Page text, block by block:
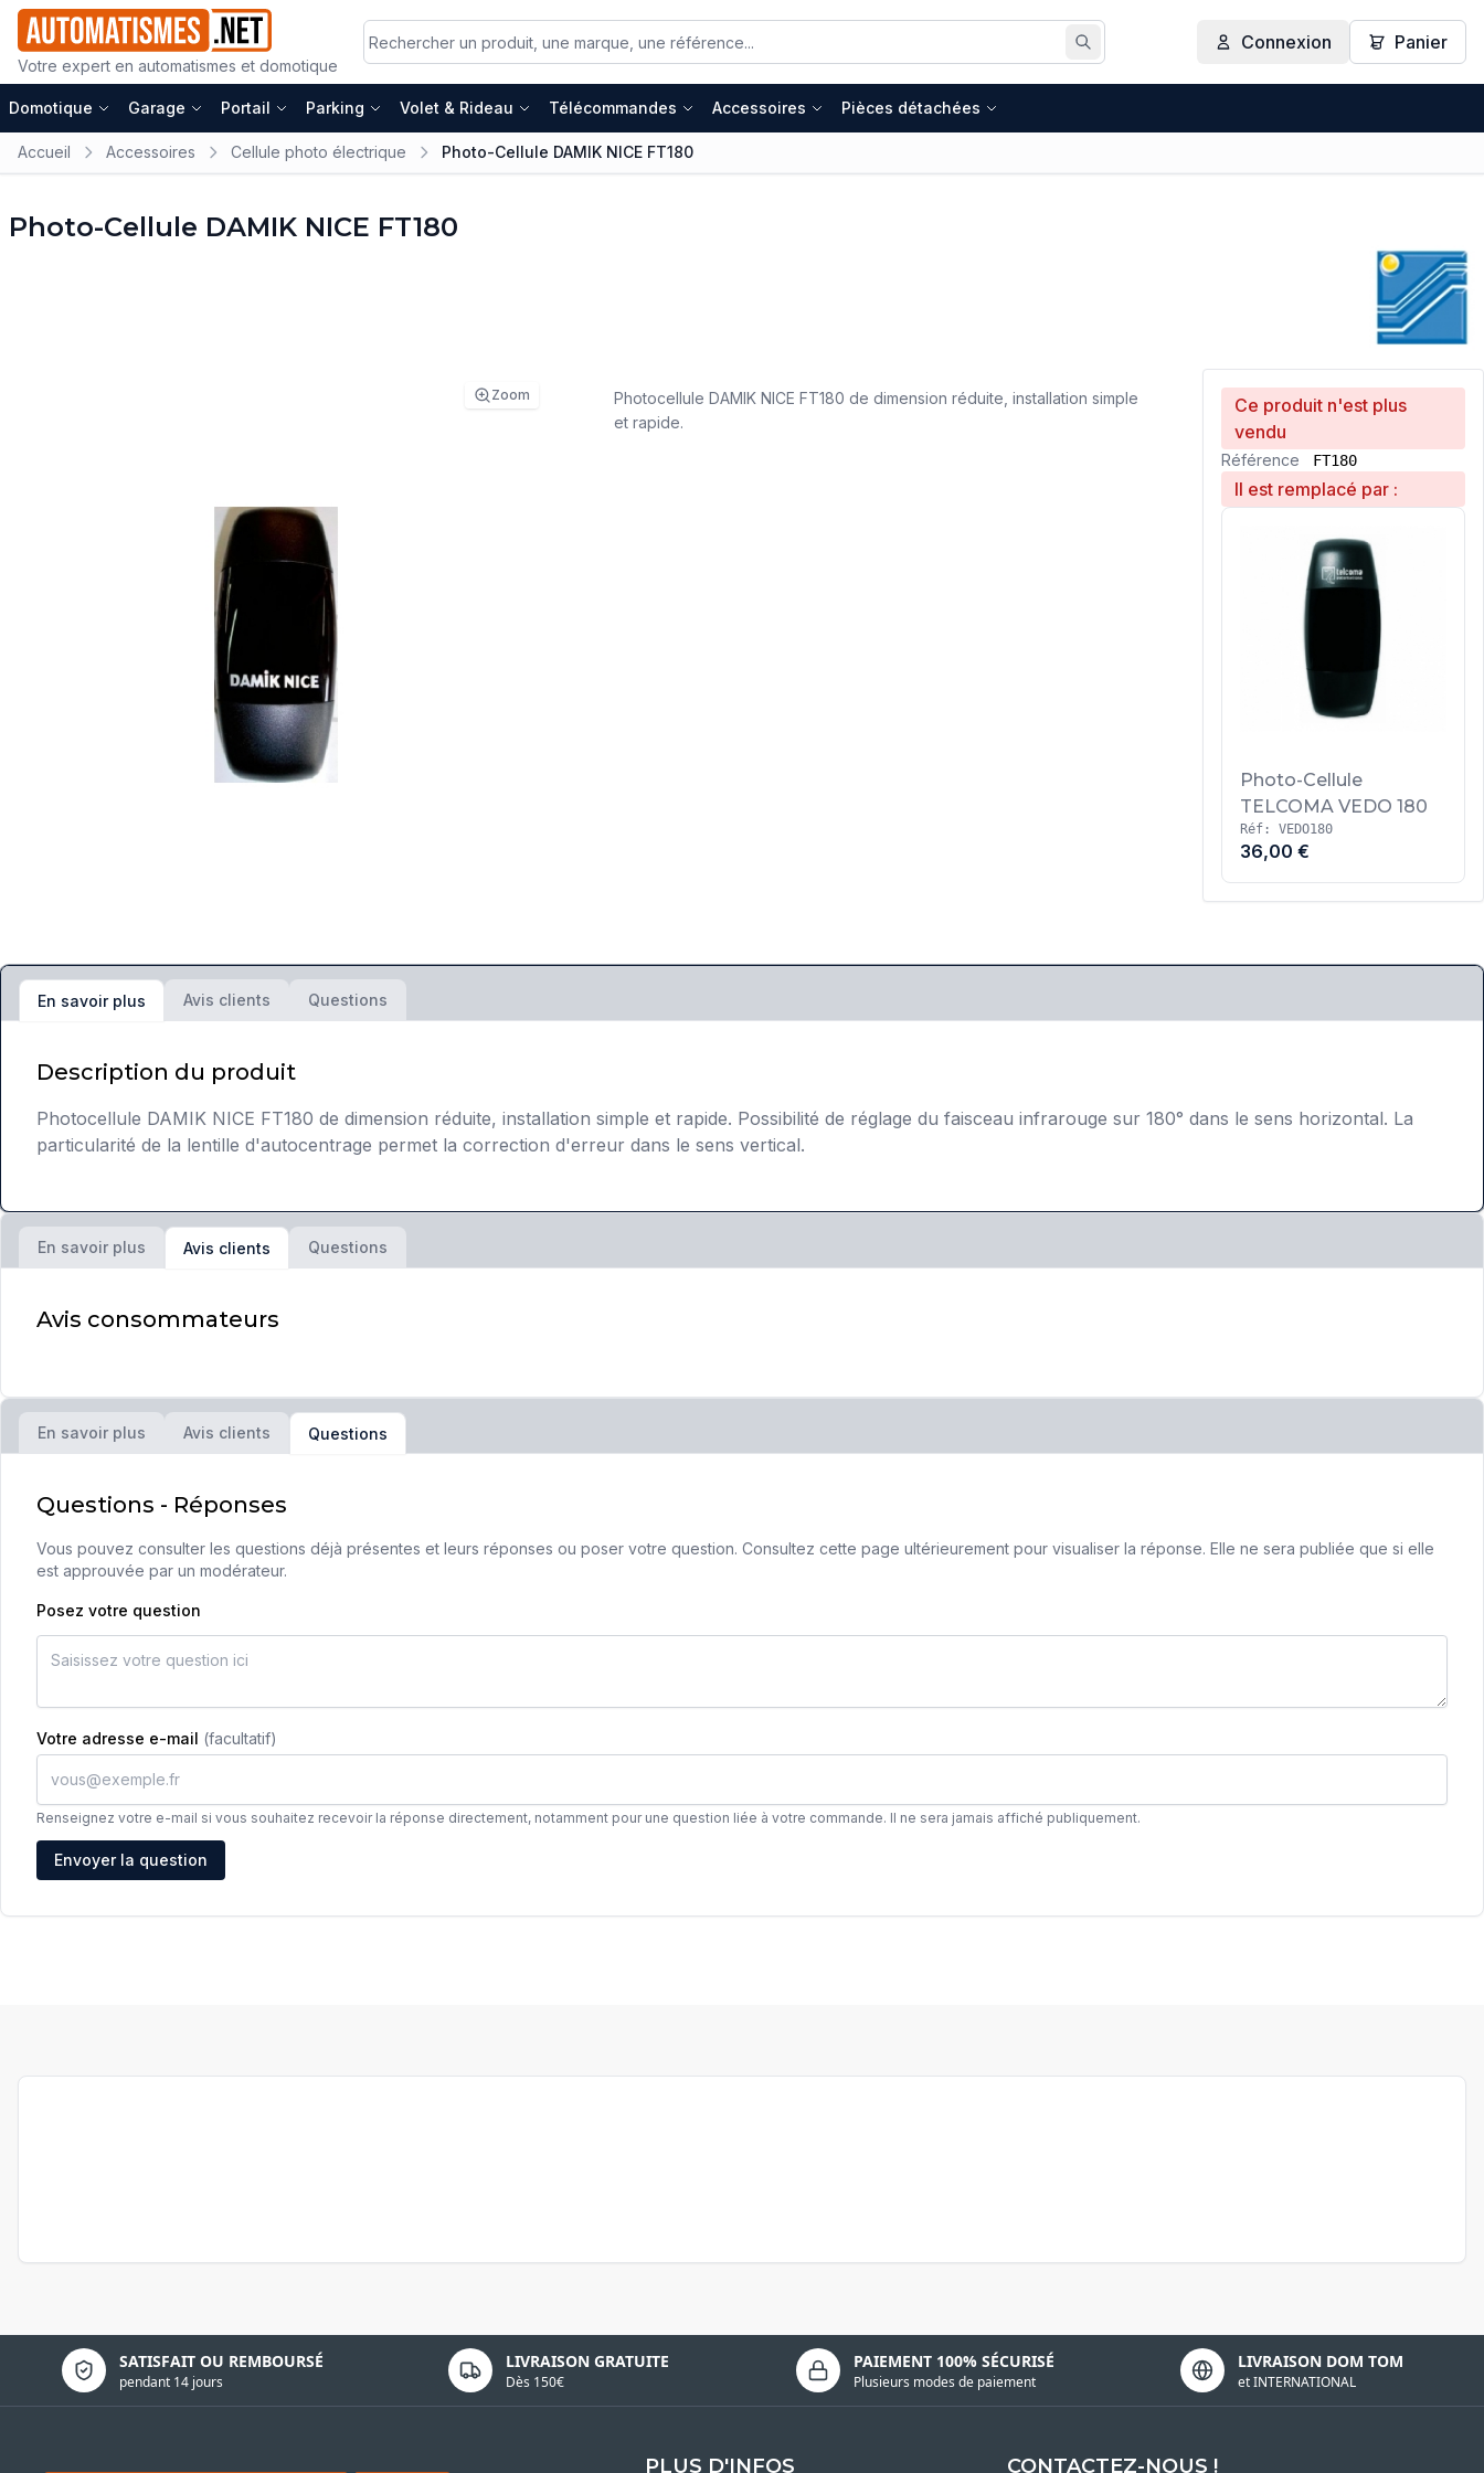
Votre expert en automatismes et domotique
Rechercher
Connexion Panier
Domotique Garage Portail Parking Volet & Rideau Télécommandes Accessoires Pièces détachées
Accueil Accessoires Cellule photo électrique Photo-Cellule DAMIK NICE FT180
Photo-Cellule DAMIK NICE FT180
Zoom
Ce produit n'est plus
vendu
Référence FT180
Il est remplacé par :
Photo-Cellule
TELCOMA VEDO 180
Réf: VEDO180
36,00 €
Photocellule DAMIK NICE FT180 de dimension réduite, installation simple
et rapide.
En savoir plus Avis clients Questions
Description du produit
Photocellule DAMIK NICE FT180 de dimension réduite, installation simple et rapide. Possibilité de réglage du faisceau infrarouge sur 180° dans le sens horizontal. La
particularité de la lentille d'autocentrage permet la correction d'erreur dans le sens vertical.
En savoir plus Avis clients Questions
Avis consommateurs
En savoir plus Avis clients Questions
Questions - Réponses
Vous pouvez consulter les questions déjà présentes et leurs réponses ou poser votre question. Consultez cette page ultérieurement pour visualiser la réponse. Elle ne sera publiée que si elle
est approuvée par un modérateur.
Posez votre question
Votre adresse e-mail (facultatif)
Renseignez votre e-mail si vous souhaitez recevoir la réponse directement, notamment pour une question liée à votre commande. Il ne sera jamais affiché publiquement.
Adresse e-mail
Envoyer la question
SATISFAIT OU REMBOURSÉ
pendant 14 jours
Politique de confidentialité LIVRAISON GRATUITE
Dès 150€
PAIEMENT 100% SÉCURISÉ
Plusieurs modes de paiement
LIVRAISON DOM TOM
et INTERNATIONAL
PLUS D'INFOS CONTACTEZ-NOUS !